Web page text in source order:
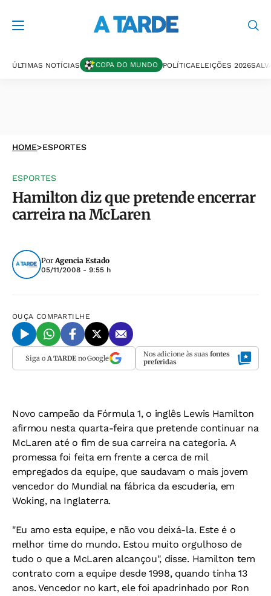
ÚLTIMAS NOTÍCIAS COPA DO MUNDO POLÍTICAELEIÇÕES 2026
HOME>ESPORTES
ESPORTES
Hamilton diz que pretende encerrar
carreira na McLaren
PorAgencia Estado
05/11/2008 - 9:55 h
OUÇA COMPARTILHE
Siga o A TARDEno Google Nos adicione às suas fontes
preferidas
Novo campeão da Fórmula 1, o inglês Lewis Hamilton
afirmou nesta quarta-feira que pretende continuar na
McLaren até o fim de sua carreira na categoria. A
promessa foi feita em frente a cerca de mil
empregados da equipe, que saudavam o mais jovem
vencedor do Mundial na fábrica da escuderia, em
Woking, na Inglaterra.
"Eu amo esta equipe, e não vou deixá-la. Este é o
melhor time do mundo. Estou muito orgulhoso de
tudo o que a McLaren alcançou", disse. Hamilton tem
contrato com a equipe desde 1998, quando tinha 13
anos. Vencedor no kart, ele foi apadrinhado por Ron